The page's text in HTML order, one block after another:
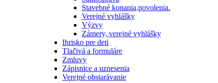
Stavebné konania,povolenia.
Verejné vyhlášky
Výzvy
Zámery, verejné vyhlášky
Ihrisko pre deti
Tlačivá a formuláre
Zmluvy
Zápisnice a uznesenia
Verejné obstarávanie